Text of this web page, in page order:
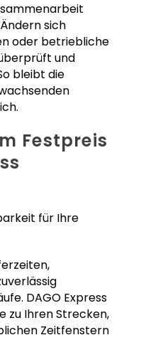
sich
oder betriebliche
und
bleibt die
Festpreis
für Ihre
DAGO Express
zu Ihren Strecken,
Zeitfenstern